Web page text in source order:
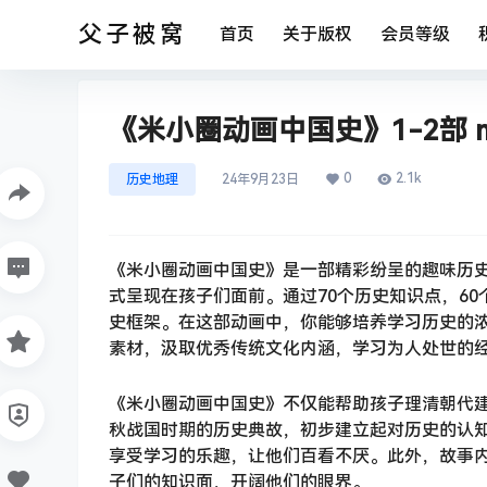
父子被窝 首页 关于版权 会员等级
《米小圈动画中国史》1-2部
历史地理 24年9月23日 0 2.1k
《米小圈动画中国史》是一部精彩纷呈的趣味
式呈现在孩子们面前。通过70个历史知识点，
史框架。在这部动画中，你能够培养学习历史的
素材，汲取优秀传统文化内涵，学习为人处世的
《米小圈动画中国史》不仅能帮助孩子理清朝
秋战国时期的历史典故，初步建立起对历史的认
享受学习的乐趣，让他们百看不厌。此外，故事
子们的知识面，开阔他们的眼界。